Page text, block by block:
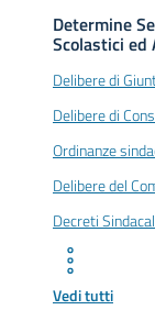
Determine
Scolastici
Delibere di
Delibere di
Ordinanze
Delibere del
Decreti
Vedi tutti